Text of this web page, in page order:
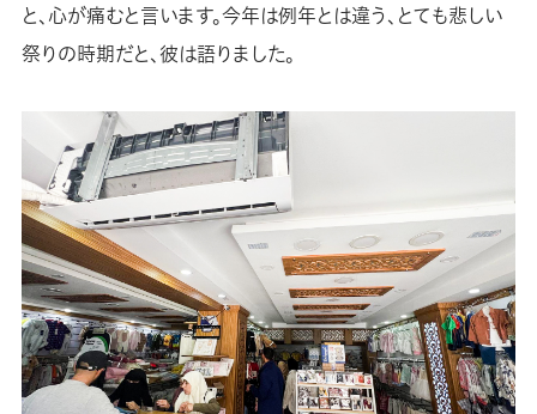
と、心が痛むと言います。今年は例年とは違う、とても悲しい
祭りの時期だと、彼は語りました。